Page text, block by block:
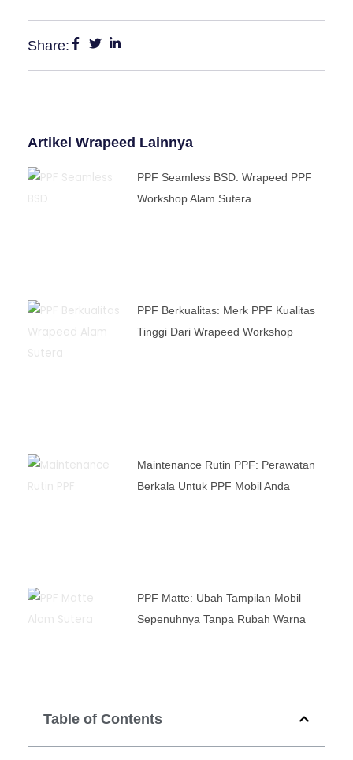
Share:
Artikel Wrapeed Lainnya
PPF Seamless BSD: Wrapeed PPF
Workshop Alam Sutera
PPF Berkualitas: Merk PPF Kualitas
Tinggi Dari Wrapeed Workshop
Maintenance Rutin PPF: Perawatan
Berkala Untuk PPF Mobil Anda
PPF Matte: Ubah Tampilan Mobil
Sepenuhnya Tanpa Rubah Warna
Table of Contents